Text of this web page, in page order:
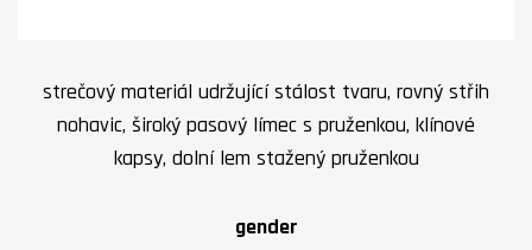
strečový materiál udržující stálost tvaru, rovný střih
nohavic, široký pasový límec s pruženkou, klínové
kapsy, dolní lem stažený pruženkou
gender